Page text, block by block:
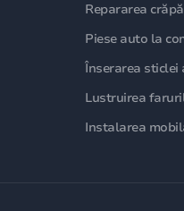
Repararea
Piese auto la
Înserarea sticlei
Lustruirea
Instalarea